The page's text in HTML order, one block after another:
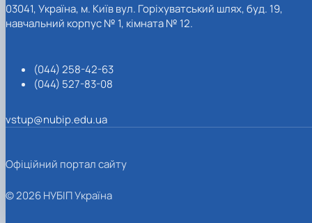
03041, Україна, м. Київ вул. Горіхуватський шлях, буд. 19,
навчальний корпус № 1, кімната № 12.
(044) 258-42-63
(044) 527-83-08
vstup@nubip.edu.ua
Офіційний портал сайту
© 2026 НУБІП Україна